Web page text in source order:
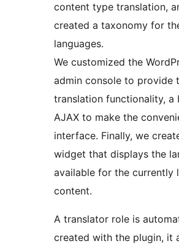
content type translation,
created a taxonomy for
languages.
We customized the
admin console to provide
translation functionality, a
AJAX to make the
interface. Finally, we
widget that displays the
available for the currently
content.
A translator role is
created with the plugin, it